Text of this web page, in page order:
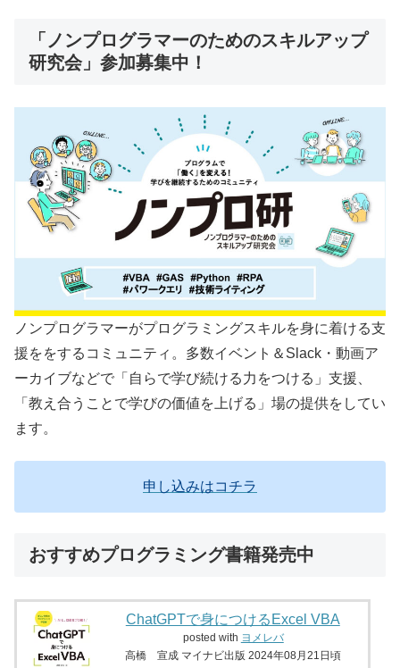
「ノンプログラマーのためのスキルアップ
研究会」参加募集中！
ノンプログラマーがプログラミングスキルを身に着ける支
援ををするコミュニティ。多数イベント＆Slack・動画ア
ーカイブなどで「自らで学び続ける力をつける」支援、
「教え合うことで学びの価値を上げる」場の提供をしてい
ます。
申し込みはコチラ
おすすめプログラミング書籍発売中
ChatGPTで身につけるExcel VBA
posted with ヨメレバ
高橋 宣成 マイナビ出版 2024年08月21日頃